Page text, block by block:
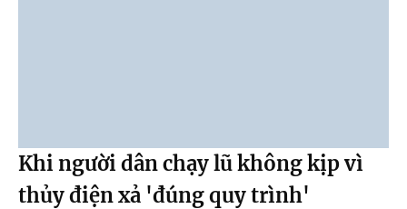
Khi người dân chạy lũ không kịp vì
thủy điện xả 'đúng quy trình'